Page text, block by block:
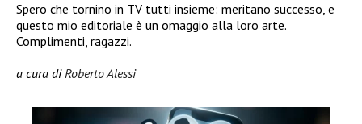
Spero che tornino in TV tutti insieme: meritano successo, e
questo mio editoriale è un omaggio alla loro arte.
Complimenti, ragazzi.
a cura di Roberto Alessi